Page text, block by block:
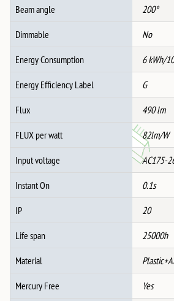
4500K
Beam angle 200°
Dimmable No
Energy Consumption 6 kWh/
Energy Efficiency Label G
Flux 490 lm
FLUX per watt 82lm/W
Input voltage AC175-
Instant On 0.1s
IP 20
Life span 25000h
Material
Mercury Free Yes